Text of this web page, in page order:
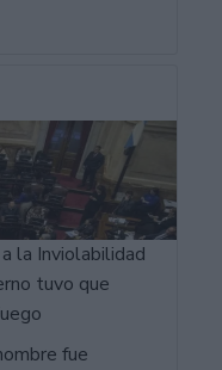
la Inviolabilidad
tuvo que
fue